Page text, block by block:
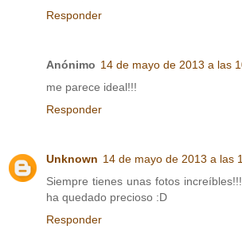
Responder
Anónimo 14 de mayo de 2013 a las
me parece ideal!!!
Responder
Unknown 14 de mayo de 2013 a las
Siempre tienes unas fotos
ha quedado precioso :D
Responder